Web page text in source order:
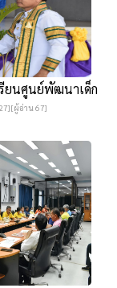
ยนศูนย์พัฒนาเด็ก
ผู้อ่าน 67]